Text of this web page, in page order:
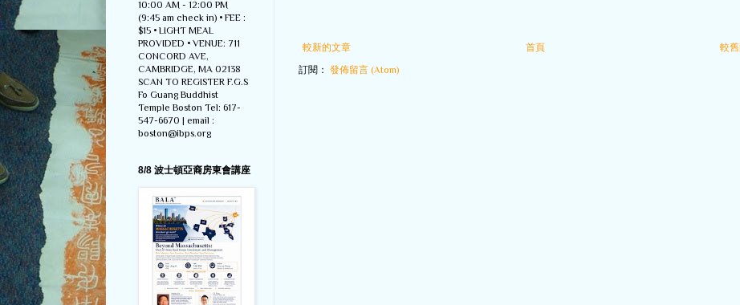
較新的文章 較
首頁
訂閱： 發佈留言 (Atom)
10:00 AM - 12:00 PM
(9:45 am check in) • FEE :
$15 • LIGHT MEAL
PROVIDED • VENUE: 711
CONCORD AVE,
CAMBRIDGE, MA 02138
SCAN TO REGISTER F.G.S
Fo Guang Buddhist
Temple Boston Tel: 617-
547-6670 | email :
boston@ibps.org
8/8 波士頓亞裔房東會講座